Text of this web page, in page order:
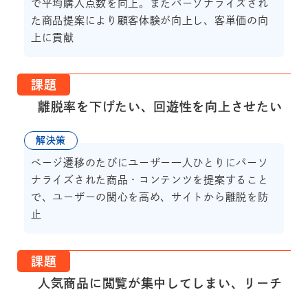
で平均購入点数を向上。またパーソナライズされ
た商品提案により顧客体験が向上し、客単価の向
上に貢献
課題
離脱率を下げたい、回遊性を向上させたい
解決策
ページ遷移のたびにユーザー一人ひとりにパーソ
ナライズされた商品・コンテンツを提案すること
で、ユーザーの関心を高め、サイトから離脱を防
止
課題
人気商品に閲覧が集中してしまい、リーチ